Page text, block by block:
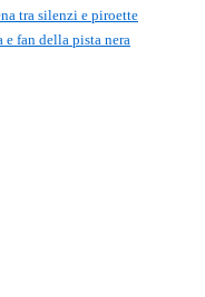
tra silenzi e piroette
fan della pista nera